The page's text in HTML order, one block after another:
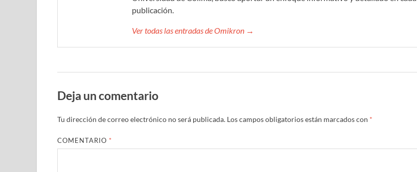
publicación.
Ver todas las entradas de Omikron →
Deja un comentario
Tu dirección de correo electrónico no será publicada. Los campos obligatorios están marcados con *
COMENTARIO *